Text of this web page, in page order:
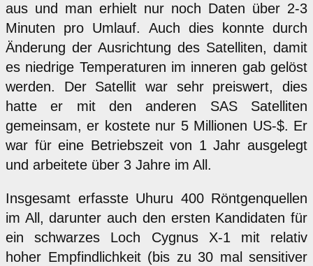
aus und man erhielt nur noch Daten über 2-3
Minuten pro Umlauf. Auch dies konnte durch
Änderung der Ausrichtung des Satelliten, damit
es niedrige Temperaturen im inneren gab gelöst
werden. Der Satellit war sehr preiswert, dies
hatte er mit den anderen SAS Satelliten
gemeinsam, er kostete nur 5 Millionen US-$. Er
war für eine Betriebszeit von 1 Jahr ausgelegt
und arbeitete über 3 Jahre im All.
Insgesamt erfasste Uhuru 400 Röntgenquellen
im All, darunter auch den ersten Kandidaten für
ein schwarzes Loch Cygnus X-1 mit relativ
hoher Empfindlichkeit (bis zu 30 mal sensitiver